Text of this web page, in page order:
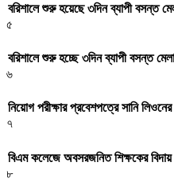
বরিশালে শুরু হয়েছে ৩দিন ব্যাপী বসন্ত
৫
বরিশালে শুরু হচ্ছে ৩দিন ব্যাপী বসন্ত মেলা
৬
নিয়োগ পরীক্ষার প্রবেশপত্রে সানি
৭
বিএম কলেজে অবসরজনিত শিক্ষকের বিদায়
৮